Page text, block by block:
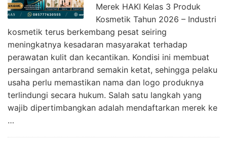
Merek HAKI Kelas 3 Produk
Kosmetik Tahun 2026 – Industri
kosmetik terus berkembang pesat seiring
meningkatnya kesadaran masyarakat terhadap
perawatan kulit dan kecantikan. Kondisi ini membuat
persaingan antarbrand semakin ketat, sehingga pelaku
usaha perlu memastikan nama dan logo produknya
terlindungi secara hukum. Salah satu langkah yang
wajib dipertimbangkan adalah mendaftarkan merek ke
…